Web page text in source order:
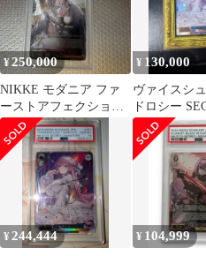
¥250,000
NIKKE モダニア ファ
ーストアフェクション
sec+ ヴァイスpsa10
¥ 130,000
ヴァイスシ
ドロシー
¥ 244,444 ¥ 104,999